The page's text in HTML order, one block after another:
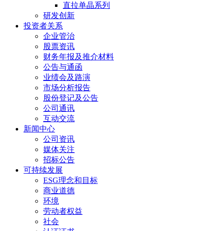
直拉单晶系列
研发创新
投资者关系
企业管治
股票资讯
财务年报及推介材料
公告与通函
业绩会及路演
市场分析报告
股份登记及公告
公司通讯
互动交流
新闻中心
公司资讯
媒体关注
招标公告
可持续发展
ESG理念和目标
商业道德
环境
劳动者权益
社会